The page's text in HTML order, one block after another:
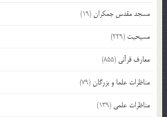
مسجد مقدس جمکران(19)
مسیحیت (229)
معارف قرآنی (855)
مناظرات علما و بزرگان(79)
مناظرات علمی (139)